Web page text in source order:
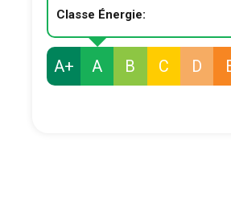
Classe Énergie:
A+ A B C D